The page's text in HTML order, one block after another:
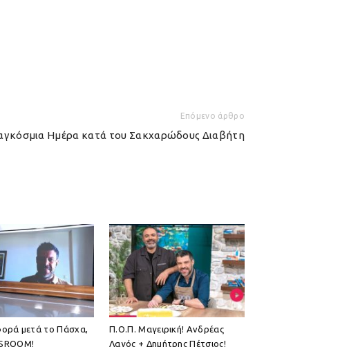
Επόμενο άρθρο
Ημέρα κατά του Σακχαρώδους Διαβήτη
μετά το Πάσχα,
Π.Ο.Π. Μαγειρική! Ανδρέας
Λαγός + Δημήτρης Πέτσιος!